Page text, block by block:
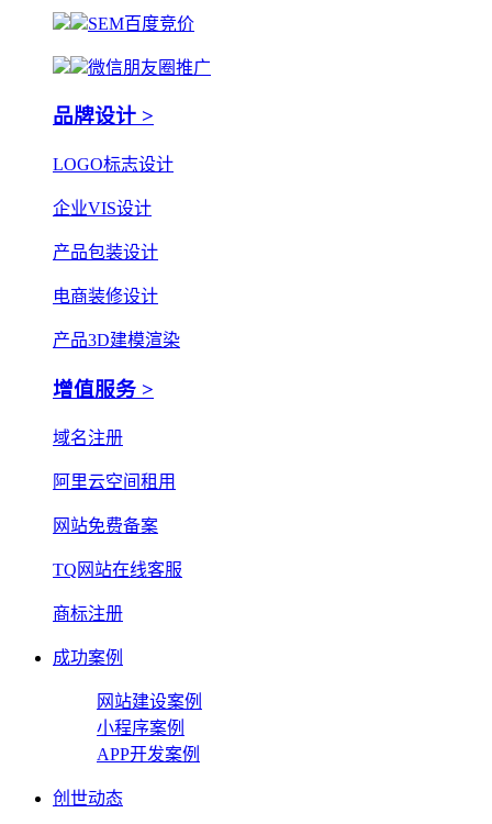
SEM百度竞价
微信朋友圈推广
品牌设计 >
LOGO标志设计
企业VIS设计
产品包装设计
电商装修设计
产品3D建模渲染
增值服务 >
域名注册
阿里云空间租用
网站免费备案
TQ网站在线客服
商标注册
成功案例
网站建设案例
小程序案例
APP开发案例
创世动态